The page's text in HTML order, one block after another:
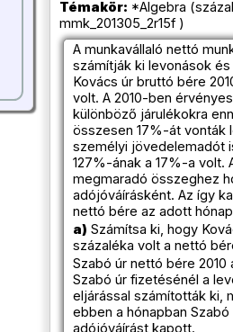
Témakör: *Algebra
mmk_201305_2r15f )
A munkavállaló nettó
számítják ki levonások
Kovács úr bruttó bére
volt. A 2010-ben
különböző járulékokra
összesen 17%-át vonták
személyi jövedelemadót
127%-ának a 17%-a volt.
megmaradó összeghez
adójóváírásként. Az így
nettó bére az adott
a) Számítsa ki, hogy
százaléka volt a nettó
Szabó úr nettó bére 2010
Szabó úr fizetésénél a
eljárással számították ki,
ebben a hónapban
adójóváírást kapott.